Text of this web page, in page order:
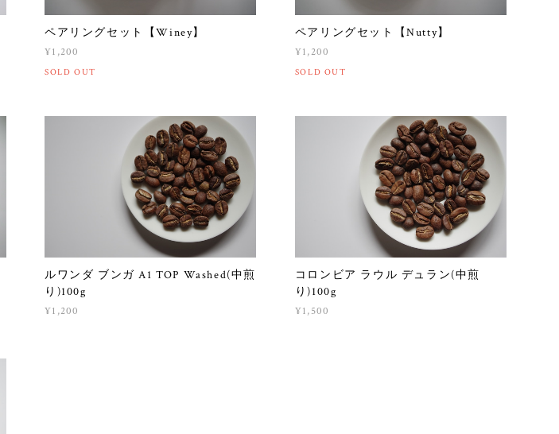
ペアリングセット【Winey】
¥1,200
SOLD OUT
ペアリングセット【Nutty】
¥1,200
SOLD OUT
ルワンダ ブンガ A1 TOP Washed(中煎
り)100g
¥1,200
コロンビア ラウル デュラン(中煎
り)100g
¥1,500